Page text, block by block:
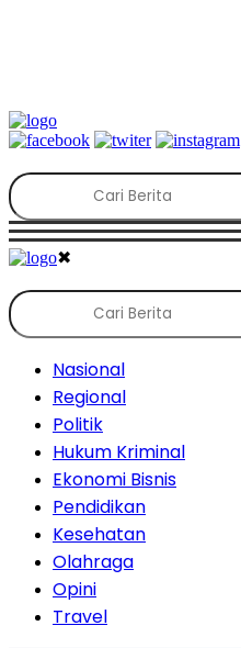
✖
Nasional
Regional
Politik
Hukum Kriminal
Ekonomi Bisnis
Pendidikan
Kesehatan
Olahraga
Opini
Travel